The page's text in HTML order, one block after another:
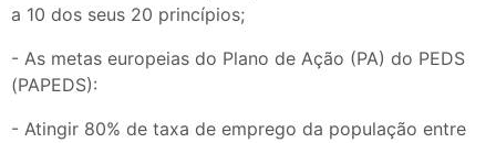
a 10 dos seus 20 princípios;
- As metas europeias do Plano de Ação (PA) do PEDS
(PAPEDS):
- Atingir 80% de taxa de emprego da população entre